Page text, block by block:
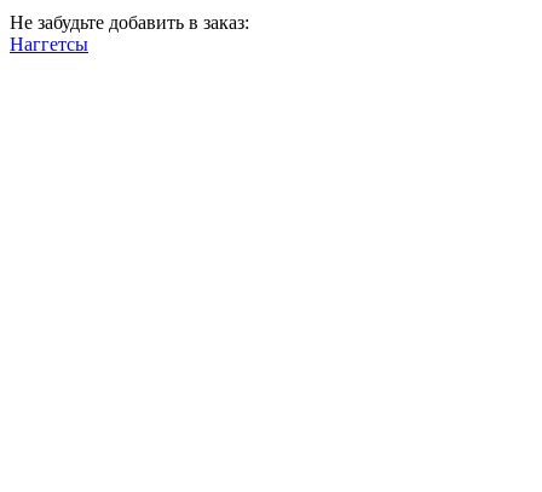
Не забудьте добавить в заказ:
Наггетсы